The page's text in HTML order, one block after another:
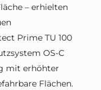
– erhielten
Prime TU 100
OS-C
mit erhöhter
Flächen.